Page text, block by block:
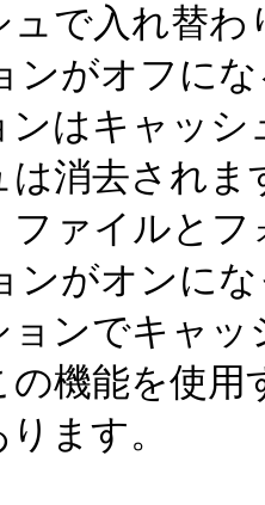
ュで入れ替わ
がオフに
ンはキャッ
消去され
ファイルと
がオンに
ンでキャ
の機能を使
ます。